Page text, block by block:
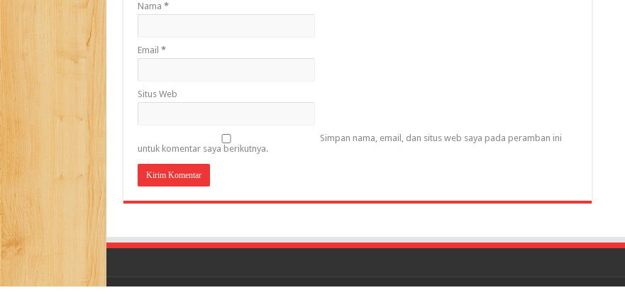
Nama *
Email *
Situs Web
Simpan nama, email, dan situs web saya pada peramban ini
untuk komentar saya berikutnya.